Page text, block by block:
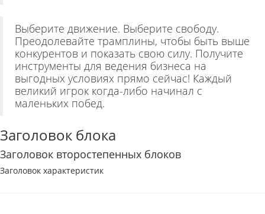
Выберите движение. Выберите свободу.
Преодолевайте трамплины, чтобы быть выше
конкурентов и показать свою силу. Получите
инструменты для ведения бизнеса на
выгодных условиях прямо сейчас! Каждый
великий игрок когда-либо начинал с
маленьких побед.
Заголовок блока
Заголовок второстепенных блоков
Заголовок характеристик